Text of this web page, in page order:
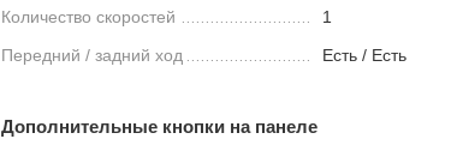
Количество скоростей
1
Передний / задний ход
Есть / Есть
Дополнительные кнопки на панеле